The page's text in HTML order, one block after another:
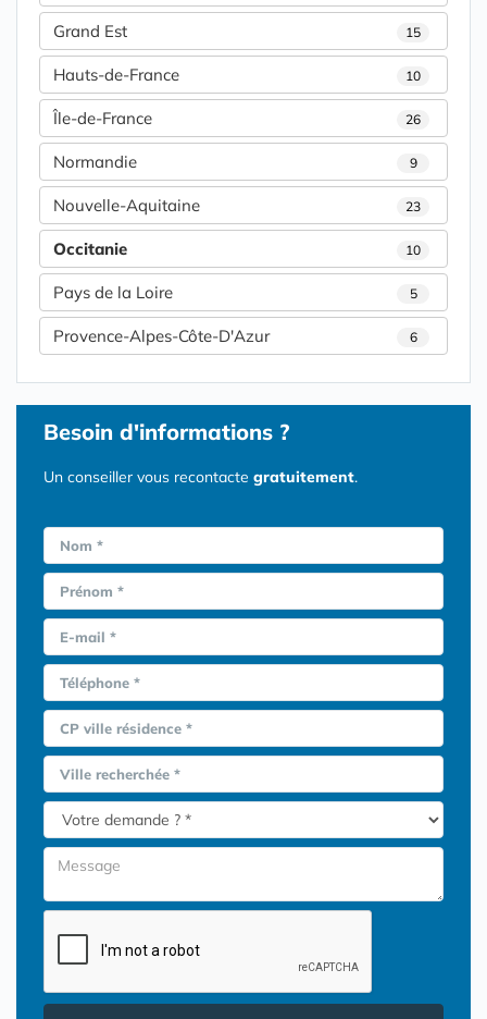
Grand Est 15
Hauts-de-France 10
Île-de-France 26
Normandie 9
Nouvelle-Aquitaine 23
Occitanie 10
Pays de la Loire 5
Provence-Alpes-Côte-D'Azur 6
Besoin d'informations ?
Un conseiller vous recontacte gratuitement.
Nom *
Prénom *
E-mail *
Téléphone *
CP ville résidence *
Ville recherchée *